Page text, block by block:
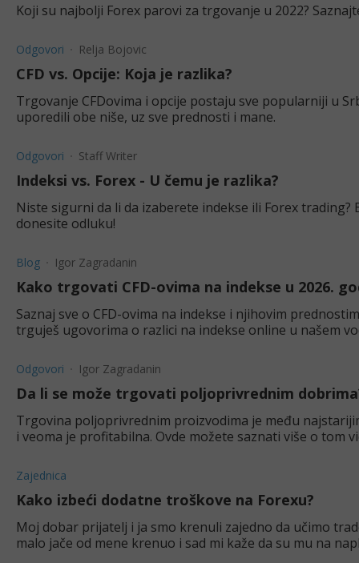
Koji su najbolji Forex parovi za trgovanje u 2022?
Odgovori Relja Bojovic
CFD vs. Opcije: Koja je razlika?
Trgovanje CFDovima i opcije postaju sve popularniji u
uporedili obe niše, uz sve prednosti i mane.
Odgovori Staff Writer
Indeksi vs. Forex - U čemu je razlika?
Niste sigurni da li da izaberete indekse ili Forex trading?
donesite odluku!
Blog Igor Zagradanin
Kako trgovati CFD-ovima na indekse u 2026.
Saznaj sve o CFD-ovima na indekse i njihovim
trguješ ugovorima o razlici na indekse online u našem
Odgovori Igor Zagradanin
Da li se može trgovati poljoprivrednim
Trgovina poljoprivrednim proizvodima je među
i veoma je profitabilna. Ovde možete saznati više o tom
Zajednica
Kako izbeći dodatne troškove na Forexu?
Moj dobar prijatelj i ja smo krenuli zajedno da učimo
malo jače od mene krenuo i sad mi kaže da su mu na